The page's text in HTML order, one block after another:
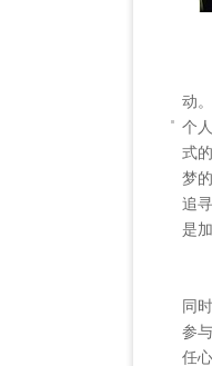
人
动
个
式
梦
追
是
据
同
参
任